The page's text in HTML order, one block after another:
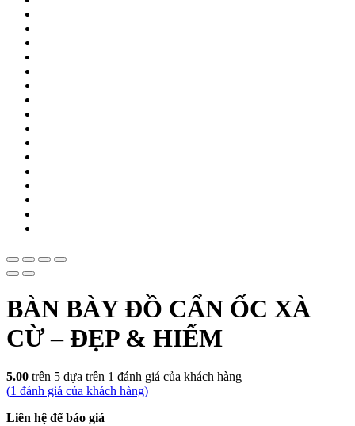
BÀN BÀY ĐỒ CẨN ỐC XÀ
CỪ – ĐẸP & HIẾM
5.00 trên 5 dựa trên 1 đánh giá của khách hàng
(1 đánh giá của khách hàng)
Liên hệ để báo giá